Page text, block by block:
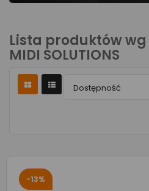
Lista produktów
MIDI SOLUTIONS
Dostępność
-13%